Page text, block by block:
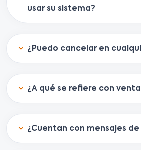
usar su sistema?
¿Puedo cancelar en
¿A qué se refiere con
¿Cuentan con mensajes